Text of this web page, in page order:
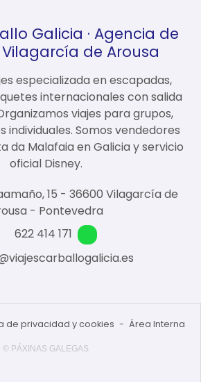
Galicia · Agencia de
de Arousa
especializada en escapadas,
internacionales con salida
viajes para grupos,
individuales. Somos vendedores
da Malafaia en Galicia y servicio
oficial Disney.
15 - 36600 Vilagarcía de
- Pontevedra
622 414 171
de privacidad y cookies - Área Interna
© PÁXINAS GALEGAS